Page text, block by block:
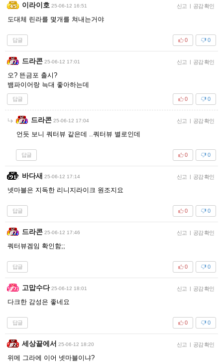
이라이호 25-06-12 16:51 신고 | 공감 확인
도대체 린라를 몇개를 쳐내는거야
답글 0
0
드라콘 25-06-12 17:01 신고 | 공감 확인
오? 뜬금포 출시?
뱀파이어랑 늑대 좋아하는데
답글 0
0
드라콘 25-06-12 17:04 신고 | 공감 확인
언듯 보니 쿼터뷰 같은데 ..쿼터뷰 별로인데
답글 0
0
바다새 25-06-12 17:14 신고 | 공감 확인
넷마블은 지독한 리니지라이크 원조지요
답글 0
0
드라콘 25-06-12 17:46 신고 | 공감 확인
쿼터뷰겜임 확인함;;
답글 0
0
고맙수다 25-06-12 18:01 신고 | 공감 확인
다크한 감성은 좋네요
답글 0
0
세상끝에서 25-06-12 18:20 신고 | 공감 확인
위메 그라에 이어 넷마블이냐?